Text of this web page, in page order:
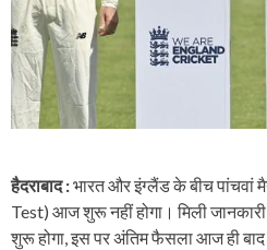
हैदराबाद :भारत और इंग्लैंड के बीच
Test) आज शुरू नहीं होगा। मिली
शुरू होगा, इस पर अंतिम फैसला आज ही बाद